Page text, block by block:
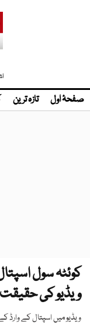
صفحۂ اول تازہ ترین
کوئٹہ سول
ویڈیو کی
ویڈیو میں اسپتال کے وارڈ